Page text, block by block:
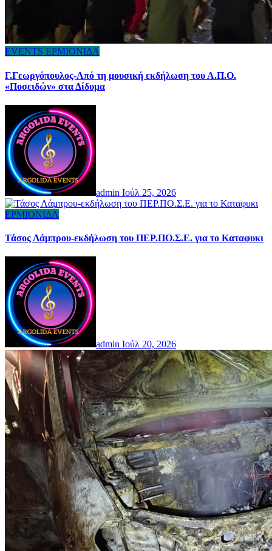
EVENTS ΕΡΜΙΟΝΙΔΑ
Γ.Γεωργόπουλος-Από τη μουσική εκδήλωση του Α.Π.Ο.
«Ποσειδών» στα Δίδυμα
admin Ιούλ 25, 2026
ΕΡΜΙΟΝΙΔΑ
Τάσος Λάμπρου-εκδήλωση του ΠΕΡ.ΠΟ.Σ.Ε. για το Καταφυκι
admin Ιούλ 20, 2026